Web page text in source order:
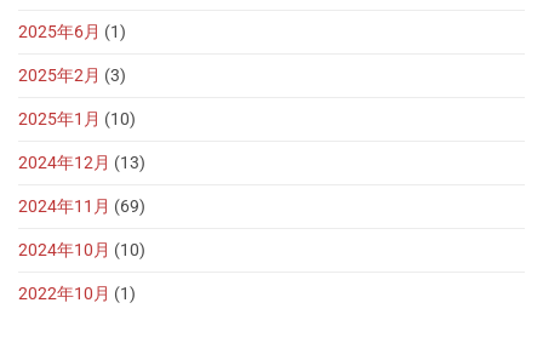
2025年6月 (1)
2025年2月 (3)
2025年1月 (10)
2024年12月 (13)
2024年11月 (69)
2024年10月 (10)
2022年10月 (1)